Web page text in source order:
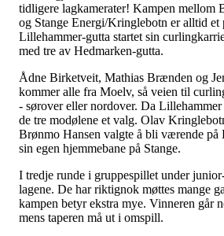
tidligere lagkamerater! Kampen mellom
og Stange Energi/Kringlebotn er alltid et
Lillehammer-gutta startet sin
med tre av Hedmarken-gutta.
Ådne Birketveit, Mathias Brænden og
kommer alle fra Moelv, så veien til
- sørover eller nordover. Da
de tre modølene et valg. Olav
Brønmo Hansen valgte å bli værende på
sin egen hjemmebane på Stange.
I tredje runde i gruppespillet under
lagene. De har riktignok møttes mange
kampen betyr ekstra mye. Vinneren går
mens taperen må ut i omspill.